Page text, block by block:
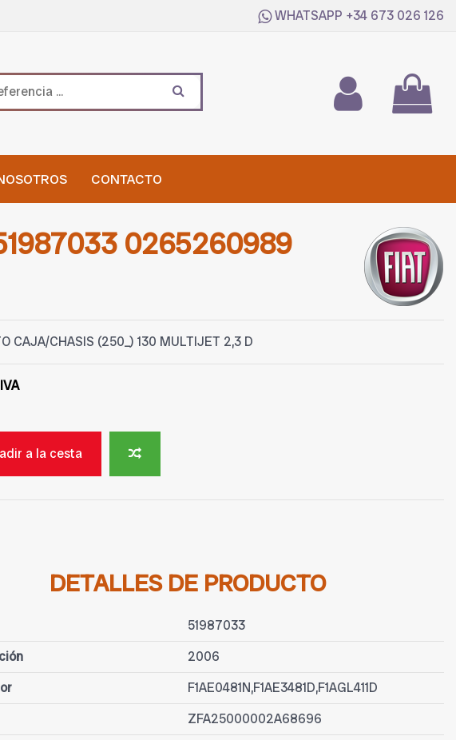
WHATSAPP +34 673 026 126
CONTACTO
0265260989
CAJA/CHASIS (250_) 130 MULTIJET 2,3 D
a la cesta
DETALLES DE PRODUCTO
51987033
2006
F1AE0481N,F1AE3481D,F1AGL411D
ZFA25000002A68696